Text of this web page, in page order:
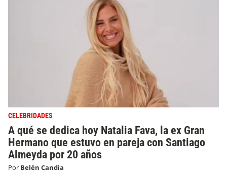
CELEBRIDADES
A qué se dedica hoy Natalia Fava, la ex Gran
Hermano que estuvo en pareja con Santiago
Almeyda por 20 años
Por Belén Candia